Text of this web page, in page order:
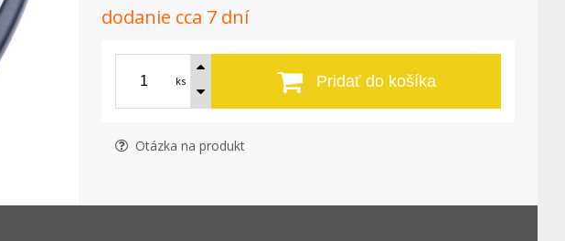
dodanie cca 7 dní
ks Pridať do košíka
Otázka na produkt